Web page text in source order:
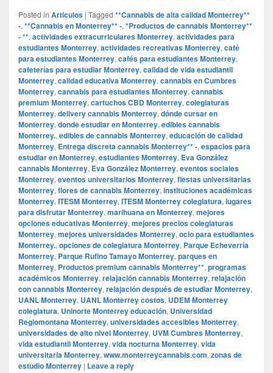
Posted in Articulos | Tagged **Cannabis de alta calidad Monterrey**
-, **Cannabis en Monterrey** -, *Productos de cannabis Monterrey**
- **, actividades extracurriculares Monterrey, actividades para
estudiantes Monterrey, actividades recreativas Monterrey, café
para estudiantes Monterrey, cafés para estudiantes Monterrey,
cafeterías para estudiar Monterrey, calidad de vida estudiantil
Monterrey, calidad educativa Monterrey, cannabis en Cumbres
Monterrey, cannabis para estudiantes Monterrey, cannabis
premium Monterrey, cartuchos CBD Monterrey, colegiaturas
Monterrey, delivery cannabis Monterrey, dónde cursar en
Monterrey, donde estudiar en Monterrey, edibles cannabis
Monterrey., edibles de cannabis Monterrey, educación de calidad
Monterrey, Entrega discreta cannabis Monterrey** -, espacios para
estudiar en Monterrey, estudiantes Monterrey, Eva González
cannabis Monterrey, Eva González Monterrey, eventos sociales
Monterrey, eventos universitarios Monterrey, fiestas universitarias
Monterrey, flores de cannabis Monterrey, instituciones académicas
Monterrey, ITESM Monterrey, ITESM Monterrey colegiatura, lugares
para disfrutar Monterrey, marihuana en Monterrey, mejores
opciones educativas Monterrey, mejores precios colegiaturas
Monterrey, mejores universidades Monterrey, ocio para estudiantes
Monterrey., opciones de colegiatura Monterrey, Parque Echeverría
Monterrey, Parque Rufino Tamayo Monterrey, parques en
Monterrey, Productos premium cannabis Monterrey**, programas
académicos Monterrey, relajación cannabis Monterrey, relajación
con cannabis Monterrey, relajación después de estudiar Monterrey,
UANL Monterrey, UANL Monterrey costos, UDEM Monterrey
colegiatura, Uninorte Monterrey educación, Universidad
Regiomontana Monterrey, universidades accesibles Monterrey,
universidades de alto nivel Monterrey, UVM Cumbres Monterrey,
vida estudiantil Monterrey, vida nocturna Monterrey, vida
universitaria Monterrey, www.monterreycannabis.com, zonas de
estudio Monterrey | Leave a reply